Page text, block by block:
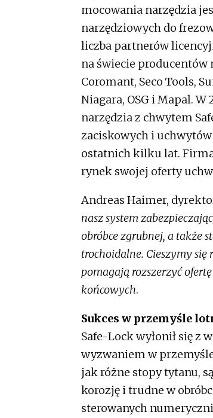
mocowania narzędzia
narzędziowych do
liczba partnerów
na świecie producentów
Coromant, Seco Tools,
Niagara, OSG i Mapal.
narzędzia z chwytem
zaciskowych i uchwytów
ostatnich kilku lat.
rynek swojej oferty
Andreas Haimer,
nasz system
obróbce zgrubnej, a także
trochoidalne. Cieszymy
pomagają rozszerzyć
końcowych.
Sukces w przemyśle
Safe-Lock wyłonił się z
wyzwaniem w
jak różne stopy tytanu,
korozję i trudne w
sterowanych